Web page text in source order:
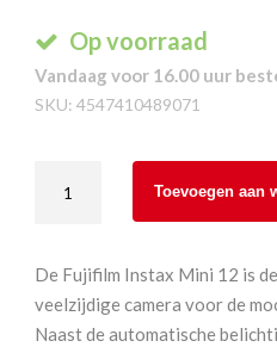
Op voorraad
Vandaag voor 16.00 uur
SKU: 4547410489071
Instax
12
Mini
Blossom
Toevoegen aan
De Fujifilm Instax Mini 12 is
veelzijdige camera voor de
Naast de automatische